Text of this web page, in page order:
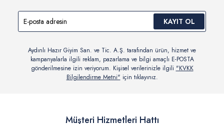
KAYIT OL
Aydınlı Hazır Giyim San. ve Tic. A.Ş. tarafından ürün, hizmet ve
kampanyalarla ilgili reklam, pazarlama ve bilgi amaçlı E-POSTA
gönderilmesine izin veriyorum. Kişisel verilerinizle ilgili "KVKK
Bilgilendirme Metni" için tıklayınız.
Müşteri Hizmetleri Hattı